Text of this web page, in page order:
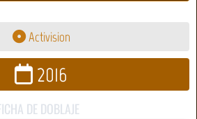
Activision
2016
DE DOBLAJE